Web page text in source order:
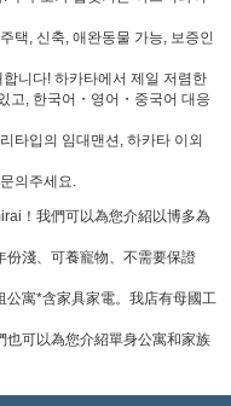
택, 신축, 애완동물 가능, 보증인
니다! 하카타에서 제일 저렴한
고, 한국어・영어・중국어 대응
타입의 임대맨션, 하카타 이외
의주세요.
！我們可以為您介紹以博多為
份淺、可養寵物、不需要保證
公寓*含家具家電。我店有母國工
也可以為您介紹單身公寓和家族